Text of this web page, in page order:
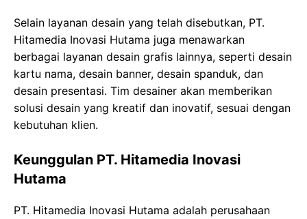
Selain layanan desain yang telah disebutkan, PT.
Hitamedia Inovasi Hutama juga menawarkan
berbagai layanan desain grafis lainnya, seperti desain
kartu nama, desain banner, desain spanduk, dan
desain presentasi. Tim desainer akan memberikan
solusi desain yang kreatif dan inovatif, sesuai dengan
kebutuhan klien.
Keunggulan PT. Hitamedia Inovasi
Hutama
PT. Hitamedia Inovasi Hutama adalah perusahaan